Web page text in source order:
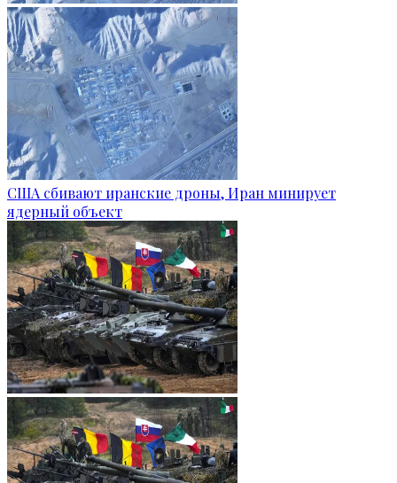
США сбивают иранские дроны, Иран минирует
ядерный объект